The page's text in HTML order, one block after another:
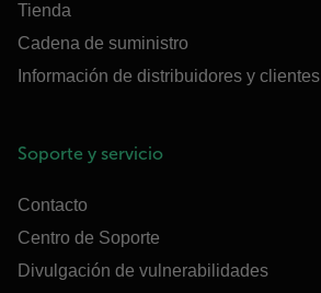
Tienda
Cadena de suministro
Información de distribuidores y clientes
Soporte y servicio
Contacto
Centro de Soporte
Divulgación de vulnerabilidades